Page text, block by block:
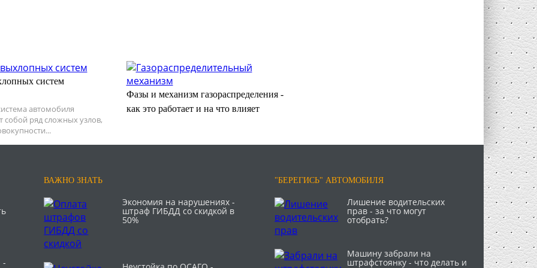
систем
автомобиля
собой ряд сложных узлов,
Фазы и механизм газораспределения -
как это работает и на что влияет
-
ВАЖНО ЗНАТЬ
Экономия на нарушениях -
штраф ГИБДД со скидкой в
50%
"БЕРЕГИСЬ" АВТОМОБИЛЯ
Лишение водительских
прав - за что могут
отобрать?
Машину забрали на
штрафстоянку - что делать и